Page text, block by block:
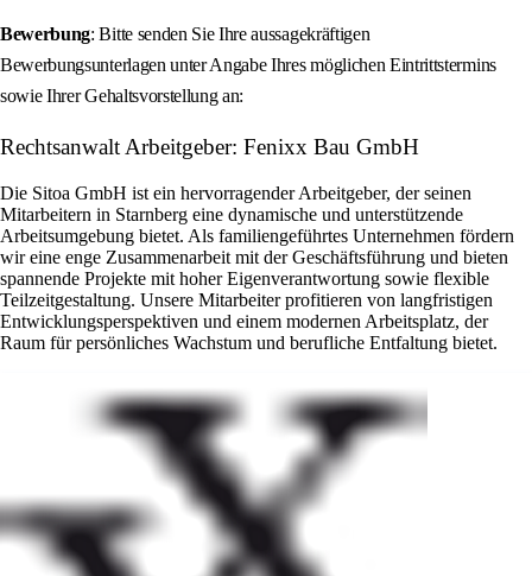
Bewerbung: Bitte senden Sie Ihre aussagekräftigen
Bewerbungsunterlagen unter Angabe Ihres möglichen Eintrittstermins
sowie Ihrer Gehaltsvorstellung an:
Rechtsanwalt Arbeitgeber: Fenixx Bau GmbH
Die Sitoa GmbH ist ein hervorragender Arbeitgeber, der seinen
Mitarbeitern in Starnberg eine dynamische und unterstützende
Arbeitsumgebung bietet. Als familiengeführtes Unternehmen fördern
wir eine enge Zusammenarbeit mit der Geschäftsführung und bieten
spannende Projekte mit hoher Eigenverantwortung sowie flexible
Teilzeitgestaltung. Unsere Mitarbeiter profitieren von langfristigen
Entwicklungsperspektiven und einem modernen Arbeitsplatz, der
Raum für persönliches Wachstum und berufliche Entfaltung bietet.